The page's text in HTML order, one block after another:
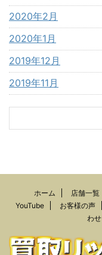
2020年2月
2020年1月
2019年12月
2019年11月
ホーム 店舗一覧
YouTube
お客様の声
わせ